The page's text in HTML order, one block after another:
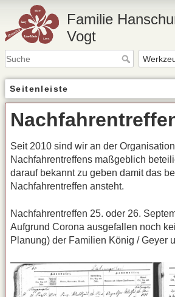
Familie
Vogt
Seitenleiste
Seit 2010 sind wir an der
Nachfahrentreffens maßgeblich
darauf bekannt zu geben damit das
Nachfahrentreffen ansteht.
Nachfahrentreffen 25. oder 26.
Aufgrund Corona ausgefallen noch
Planung) der Familien König / Geyer